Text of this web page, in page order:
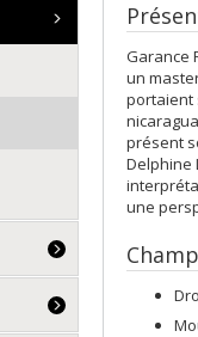
Garance
un
portaient
présent
Delphine
une